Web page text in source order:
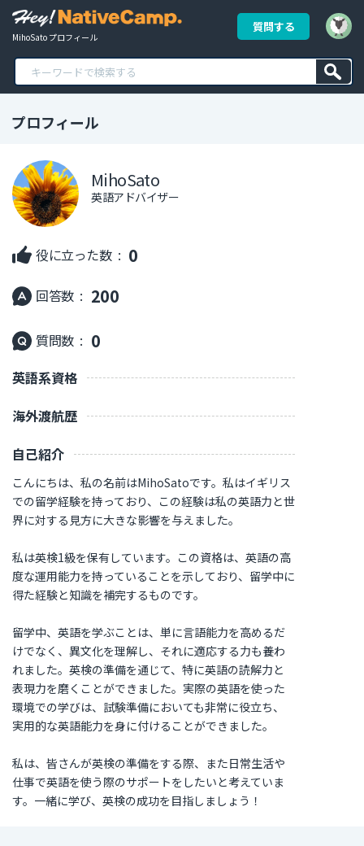
MihoSato プロフィール
質問する
プロフィール
MihoSato
英語アドバイザー
役に立った数 : 0
回答数 : 200
質問数 : 0
英語系資格
海外渡航歴
自己紹介
こんにちは、私の名前はMihoSatoです。私はイギリス
での留学経験を持っており、この経験は私の英語力と世
界に対する見方に大きな影響を与えました。
私は英検1級を保有しています。この資格は、英語の高
度な運用能力を持っていることを示しており、留学中に
得た経験と知識を補完するものです。
留学中、英語を学ぶことは、単に言語能力を高めるだ
けでなく、異文化を理解し、それに適応する力も養わ
れました。英検の準備を通じて、特に英語の読解力と
表現力を磨くことができました。実際の英語を使った
環境での学びは、試験準備においても非常に役立ち、
実用的な英語能力を身に付けることができました。
私は、皆さんが英検の準備をする際、また日常生活や
仕事で英語を使う際のサポートをしたいと考えていま
す。一緒に学び、英検の成功を目指しましょう！